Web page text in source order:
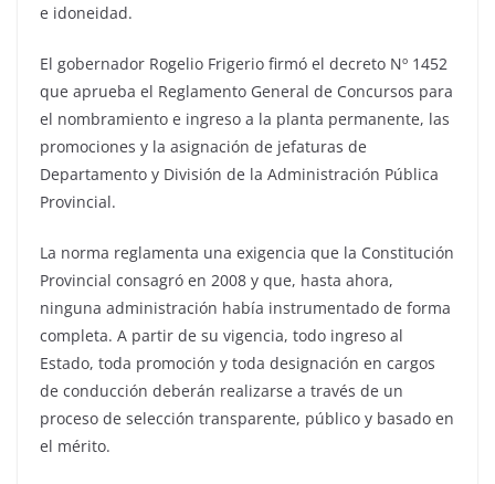
e idoneidad.
El gobernador Rogelio Frigerio firmó el decreto Nº 1452
que aprueba el Reglamento General de Concursos para
el nombramiento e ingreso a la planta permanente, las
promociones y la asignación de jefaturas de
Departamento y División de la Administración Pública
Provincial.
La norma reglamenta una exigencia que la Constitución
Provincial consagró en 2008 y que, hasta ahora,
ninguna administración había instrumentado de forma
completa. A partir de su vigencia, todo ingreso al
Estado, toda promoción y toda designación en cargos
de conducción deberán realizarse a través de un
proceso de selección transparente, público y basado en
el mérito.